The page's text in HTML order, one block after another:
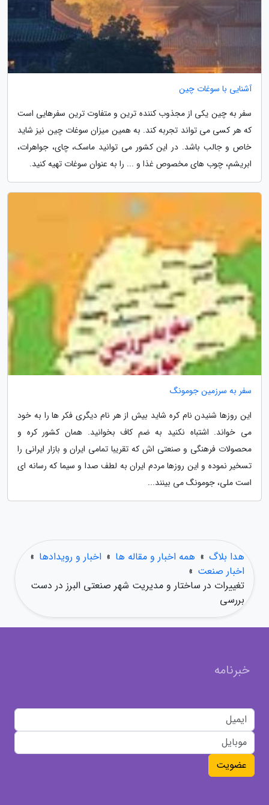
آشنایی با سوغات چین
سفر به چین یکی از مجذوب کننده ترین و متفاوت ترین سفرهایی است
که هر کسی می تواند تجربه کند. به همین میزان سوغات چین نیز شاید
خاص و جالب باشد. در این کشور می توانید ماسک، چای، جواهرات،
ابریشم، چوب های مخصوص غذا و ... را به عنوان سوغات تهیه کنید.
سفر به سرزمین جومونگ
این روزها شنیدن نام کره شاید بیش از هر نام دیگری فکر ها را به خود
می خواند. اشتباه نکنید به ضم کاف بخوانید. همان کشور کره و
محصولات فرهنگی و صنعتی اش که تقریبا تمامی ایران و بازار ایرانی را
تسخیر نموده و این روزها مردم ایران به لطف صدا و سیما که رسانه ای
است ملی، جومونگ می بینند...
هدا بلاگ » همه اخبار و مقاله ها » اخبار و رویدادها »
اخبار صنعت »
تغییرات در ساختار و مدیریت شهر صنعتی البرز در دست
بررسی
خبرنامه
عضویت